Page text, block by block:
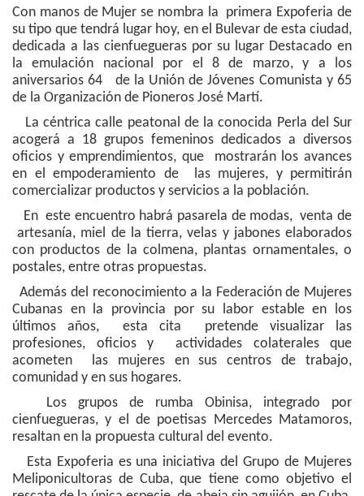
Con manos de Mujer se nombra la primera Expoferia de
su tipo que tendrá lugar hoy, en el Bulevar de esta ciudad,
dedicada a las cienfuegueras por su lugar Destacado en
la emulación nacional por el 8 de marzo, y a los
aniversarios 64 de la Unión de Jóvenes Comunista y 65
de la Organización de Pioneros José Martí.
La céntrica calle peatonal de la conocida Perla del Sur
acogerá a 18 grupos femeninos dedicados a diversos
oficios y emprendimientos, que mostrarán los avances
en el empoderamiento de las mujeres, y permitirán
comercializar productos y servicios a la población.
En este encuentro habrá pasarela de modas, venta de
artesanía, miel de la tierra, velas y jabones elaborados
con productos de la colmena, plantas ornamentales, o
postales, entre otras propuestas.
Además del reconocimiento a la Federación de Mujeres
Cubanas en la provincia por su labor estable en los
últimos años, esta cita pretende visualizar las
profesiones, oficios y actividades colaterales que
acometen las mujeres en sus centros de trabajo,
comunidad y en sus hogares.
Los grupos de rumba Obinisa, integrado por
cienfuegueras, y el de poetisas Mercedes Matamoros,
resaltan en la propuesta cultural del evento.
Esta Expoferia es una iniciativa del Grupo de Mujeres
Meliponicultoras de Cuba, que tiene como objetivo el